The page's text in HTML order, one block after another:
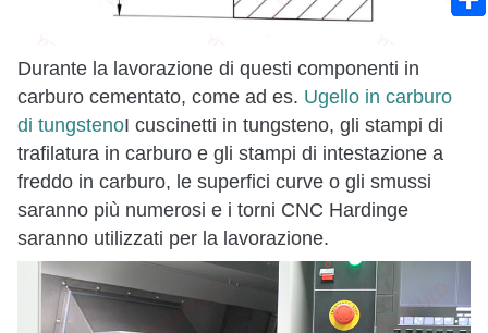
Durante la lavorazione di questi componenti in
carburo cementato, come ad es. Ugello in carburo
di tungstenoI cuscinetti in tungsteno, gli stampi di
trafilatura in carburo e gli stampi di intestazione a
freddo in carburo, le superfici curve o gli smussi
saranno più numerosi e i torni CNC Hardinge
saranno utilizzati per la lavorazione.